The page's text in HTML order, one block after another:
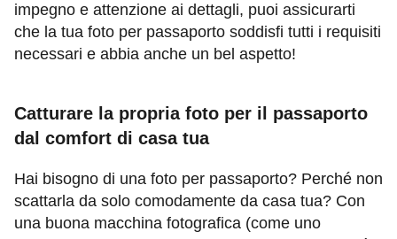
impegno e attenzione ai dettagli, puoi assicurarti
che la tua foto per passaporto soddisfi tutti i requisiti
necessari e abbia anche un bel aspetto!
Catturare la propria foto per il passaporto
dal comfort di casa tua
Hai bisogno di una foto per passaporto? Perché non
scattarla da solo comodamente da casa tua? Con
una buona macchina fotografica (come uno